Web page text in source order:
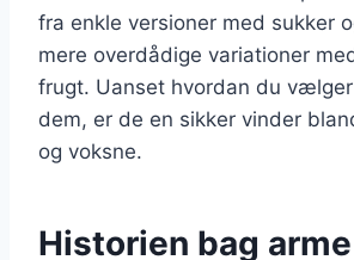
fra enkle versioner med sukker
mere overdådige variationer
frugt. Uanset hvordan du
dem, er de en sikker vinder
og voksne.
Historien bag